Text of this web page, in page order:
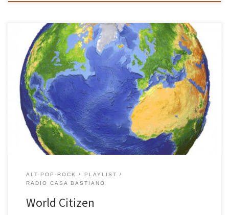
Qualche giorno fa la riproduzione casuale di iTunes mi ha fatto
ascoltare un vecchio brano di The Beta Band… E’ da lì che è
scattata la molla per comporre questa playlist… Buon ascolto!
Scopri tutte le playlist di Casa Bastiano e ascolta online su
Mixcloud, Apple Music o Spotify la buona musica di RCB. Tracklist –
17 brani – […]
ALT-POP-ROCK
PLAYLIST
RADIO CASA BASTIANO
World Citizen